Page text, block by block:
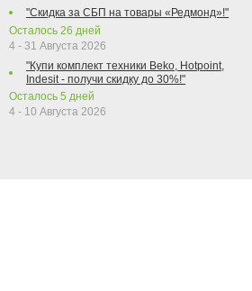
"Скидка за СБП на товары «Редмонд»!"
Осталось 26 дней
4 - 31 Августа 2026
"Купи комплект техники Beko, Hotpoint,
Indesit - получи скидку до 30%!"
Осталось 5 дней
4 - 10 Августа 2026